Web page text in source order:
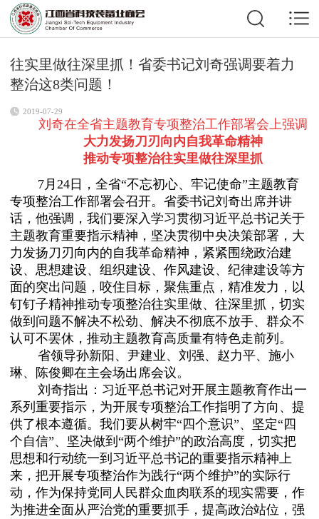
往实里做往深里抓！省委书记刘奇强调要着力
整治这8类问题！
2019-07-29
刘奇在全省主题教育专项整治工作部署会上强调
大力发扬刀刃向内自我革命精神
推动专项整治往实里做往深里抓
7月24日，全省“不忘初心、牢记使命”主题教育
专项整治工作部署会召开。省委书记刘奇出席并讲
话，他强调，我们要深入学习贯彻习近平总书记关于
主题教育重要指示精神，坚决贯彻中央决策部署，大
力发扬刀刃向内的自我革命精神，紧紧围绕政治建
设、思想建设、组织建设、作风建设、纪律建设等方
面的突出问题，咬住目标，聚焦重点，精准发力，以
钉钉子精神推动专项整治往实里做、往深里抓，切实
做到问题不解决不松劲、解决不彻底不放手、群众不
认可不罢休，推动主题教育高质量有特色走前列。
省领导孙新阳、尹建业、刘强、赵力平、施小
琳、陈俊卿在主会场出席会议。
刘奇指出：习近平总书记对开展主题教育作出一
系列重要指示，为开展专项整治工作指明了方向、提
供了根本遵循。我们要从树牢“四个意识”、坚定“四
个自信”、坚决做到“两个维护”的政治高度，切实把
思想和行动统一到习近平总书记的重要指示精神上
来，把开展专项整治作为践行“两个维护”的实际行
动，作为保持党同人民群众血肉联系的现实需要，作
为推进全面从严治党的重要抓手，提高政治站位，强